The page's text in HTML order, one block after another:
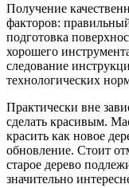
Получение
факторов:
подготовка
хорошего
следование
технологических
Практически вне
сделать красивым.
красить как новое
обновление. Стоит
старое дерево
значительно